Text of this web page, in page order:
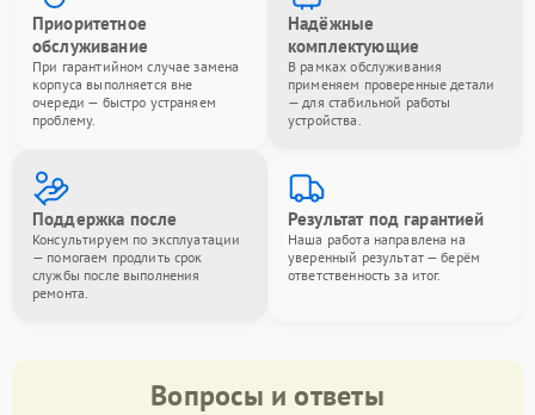
Приоритетное
обслуживание
При гарантийном случае замена
корпуса выполняется вне
очереди — быстро устраняем
проблему.
Надёжные
комплектующие
В рамках обслуживания
применяем проверенные детали
— для стабильной работы
устройства.
Поддержка после
Консультируем по эксплуатации
— помогаем продлить срок
службы после выполнения
ремонта.
Результат под гарантией
Наша работа направлена на
уверенный результат — берём
ответственность за итог.
Вопросы и ответы